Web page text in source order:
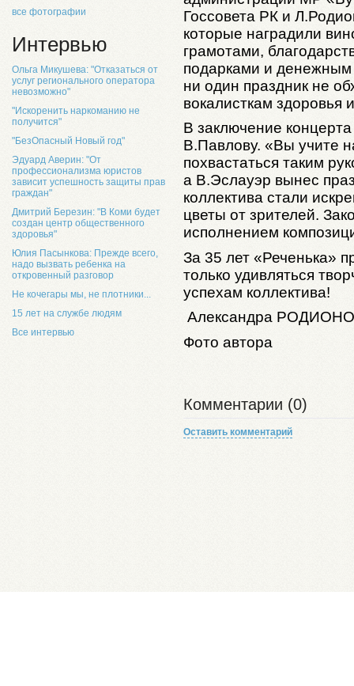
все фотографии
Интервью
Ольга Микушева: "Отказаться от
услуг регионального оператора
невозможно"
"Искоренить наркоманию не
получится"
"БезОпасный Новый год"
Эдуард Аверин: "От
профессионализма юристов
зависит успешность защиты прав
граждан"
Дмитрий Березин: "В Коми будет
создан центр общественного
здоровья"
Юлия Пасынкова: Прежде всего,
надо вызвать ребенка на
откровенный разговор
Не кочегары мы, не плотники...
15 лет на службе людям
Все интервью
Госсовета РК и
которые наградили
грамотами,
подарками и
ни один праздник не
вокалисткам здоровья
В заключение
В.Павлову. «Вы учите
похвастаться таким
а В.Эслауэр вынес
коллектива стали
цветы от зрителей.
исполнением
За 35 лет «Реченька»
только удивляться
успехам коллектива!
Александра
Фото автора
Комментарии (0)
Оставить комментарий